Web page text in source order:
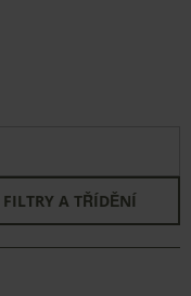
FILTRY A TŘÍDĚNÍ